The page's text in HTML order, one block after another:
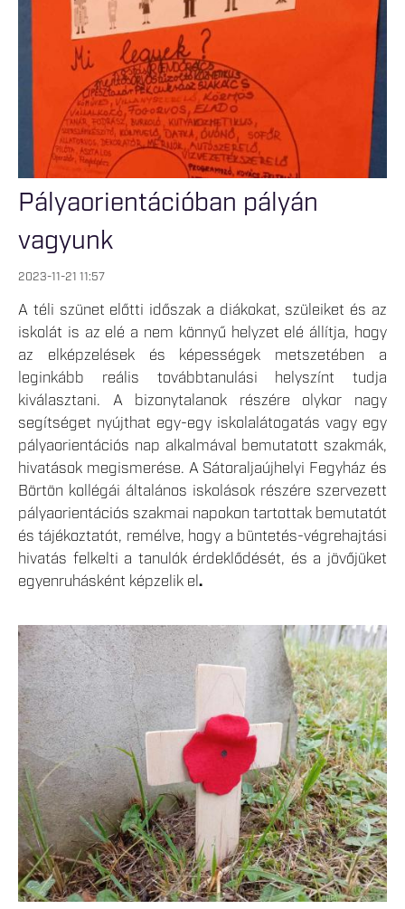
Pályaorientációban pályán
vagyunk
2023-11-21 11:57
A téli szünet előtti időszak a diákokat, szüleiket és az
iskolát is az elé a nem könnyű helyzet elé állítja, hogy
az elképzelések és képességek metszetében a
leginkább reális továbbtanulási helyszínt tudja
kiválasztani. A bizonytalanok részére olykor nagy
segítséget nyújthat egy-egy iskolalátogatás vagy egy
pályaorientációs nap alkalmával bemutatott szakmák,
hivatások megismerése. A Sátoraljaújhelyi Fegyház és
Börtön kollégái általános iskolások részére szervezett
pályaorientációs szakmai napokon tartottak bemutatót
és tájékoztatót, remélve, hogy a büntetés-végrehajtási
hivatás felkelti a tanulók érdeklődését, és a jövőjüket
egyenruhásként képzelik el.